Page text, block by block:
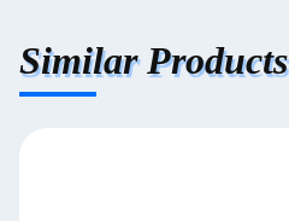
Similar Products